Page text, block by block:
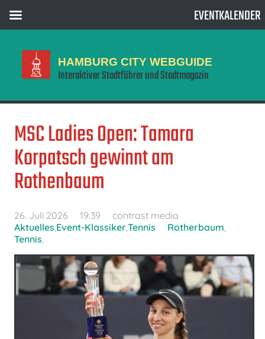
HAMBURG CITY WEBGUIDE
Interaktiver Stadtführer und Stadtmagazin
MSC Ladies Open: Tamara
Korpatsch gewinnt am
Rothenbaum
26. Juli 2026 19:39
contrast media
Aktuelles Event-KlassikerTennis Rotherbaum
Tennis
EVENTKALENDER